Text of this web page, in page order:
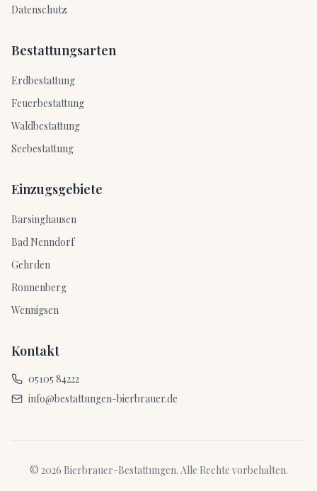
Datenschutz
Bestattungsarten
Erdbestattung
Feuerbestattung
Waldbestattung
Seebestattung
Einzugsgebiete
Barsinghausen
Bad Nenndorf
Gehrden
Ronnenberg
Wennigsen
Kontakt
05105 84222
info@bestattungen-bierbrauer.de
© 2026 Bierbrauer-Bestattungen. Alle Rechte vorbehalten.